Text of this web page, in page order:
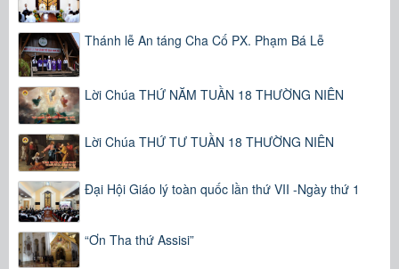
Thánh lễ An táng Cha Cố PX. Phạm Bá Lễ
Lời Chúa THỨ NĂM TUẦN 18 THƯỜNG NIÊN
Lời Chúa THỨ TƯ TUẦN 18 THƯỜNG NIÊN
Đại Hội Giáo lý toàn quốc lần thứ VII -Ngày thứ 1
“Ơn Tha thứ Assisi”